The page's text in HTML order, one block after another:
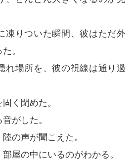
凍りついた瞬間、彼はただ外
。
れ場所を、彼の視線は通り過
く閉めた。
がした。
の声が聞こえた。
屋の中にいるのがわかる。